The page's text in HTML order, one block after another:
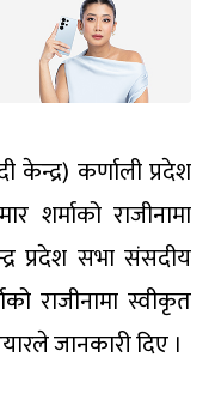
कर्णाली प्रदेश
राजीनामा
प्रदेश सभा संसदीय
राजीनामा स्वीकृत
जानकारी दिए ।